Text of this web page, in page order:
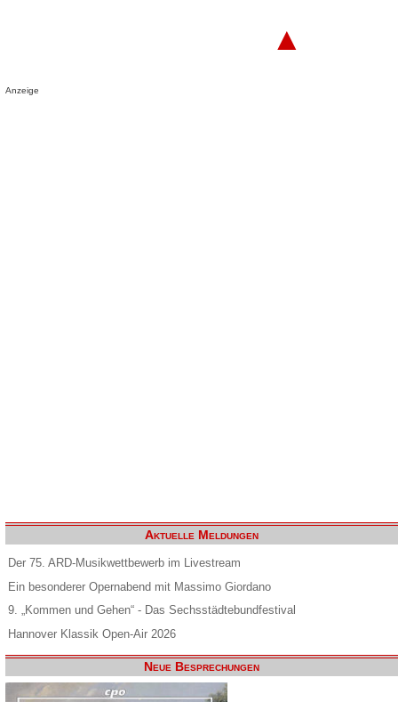
▲
Anzeige
Aktuelle Meldungen
Der 75. ARD-Musikwettbewerb im Livestream
Ein besonderer Opernabend mit Massimo Giordano
9. „Kommen und Gehen“ - Das Sechsstädtebundfestival
Hannover Klassik Open-Air 2026
Neue Besprechungen